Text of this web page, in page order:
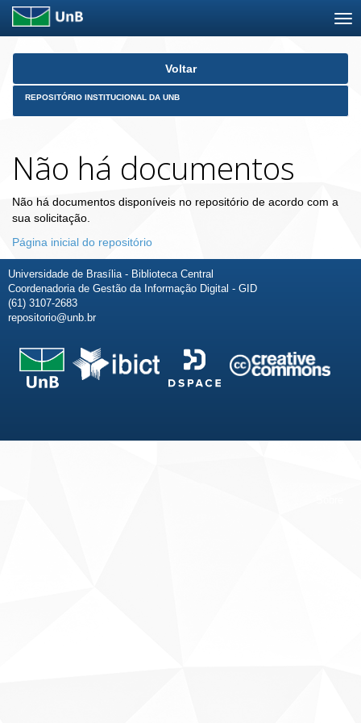
Skip
Voltar
REPOSITÓRIO INSTITUCIONAL DA UNB
Não há documentos
Não há documentos disponíveis no repositório de acordo com a
sua solicitação.
Página inicial do repositório
Universidade de Brasília - Biblioteca Central
Coordenadoria de Gestão da Informação Digital - GID
(61) 3107-2683
repositorio@unb.br